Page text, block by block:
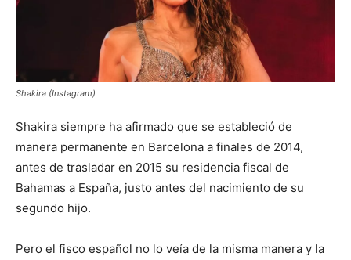
Shakira (Instagram)
Shakira siempre ha afirmado que se estableció de
manera permanente en Barcelona a finales de 2014,
antes de trasladar en 2015 su residencia fiscal de
Bahamas a España, justo antes del nacimiento de su
segundo hijo.
Pero el fisco español no lo veía de la misma manera y la